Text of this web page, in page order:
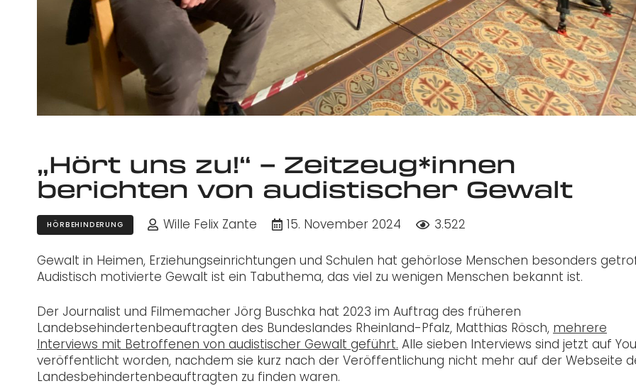
„Hört uns zu!“ – Zeitzeug*innen
berichten von audistischer Gewalt
HÖRBEHINDERUNG Wille Felix Zante 15. November 2024 3.522
Gewalt in Heimen, Erziehungseinrichtungen und Schulen hat gehörlose Menschen besonders
Audistisch motivierte Gewalt ist ein Tabuthema, das viel zu wenigen Menschen bekannt ist.
Der Journalist und Filmemacher Jörg Buschka hat 2023 im Auftrag des früheren
Landebsehindertenbeauftragten des Bundeslandes Rheinland-Pfalz, Matthias Rösch, mehrere
Interviews mit Betroffenen von audistischer Gewalt geführt. Alle sieben Interviews sind jetzt auf
veröffentlicht worden, nachdem sie kurz nach der Veröffentlichung nicht mehr auf der Webseite
Landesbehindertenbeauftragten zu finden waren.